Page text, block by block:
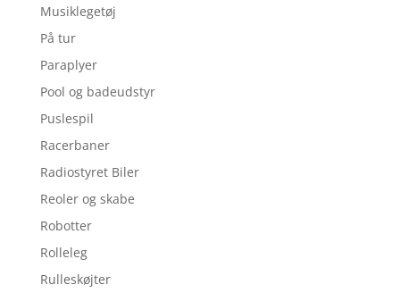
Musiklegetøj
På tur
Paraplyer
Pool og badeudstyr
Puslespil
Racerbaner
Radiostyret Biler
Reoler og skabe
Robotter
Rolleleg
Rulleskøjter